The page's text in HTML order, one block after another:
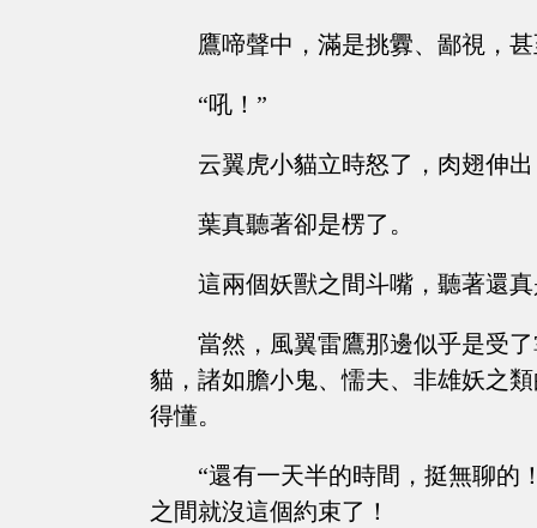
鷹啼聲中，滿是挑釁、鄙視，
“吼！”
云翼虎小貓立時怒了，肉翅伸
葉真聽著卻是楞了。
這兩個妖獸之間斗嘴，聽著還
當然，風翼雷鷹那邊似乎是受
貓，諸如膽小鬼、懦夫、非雄妖之
得懂。
“還有一天半的時間，挺無聊的
之間就沒這個約束了！